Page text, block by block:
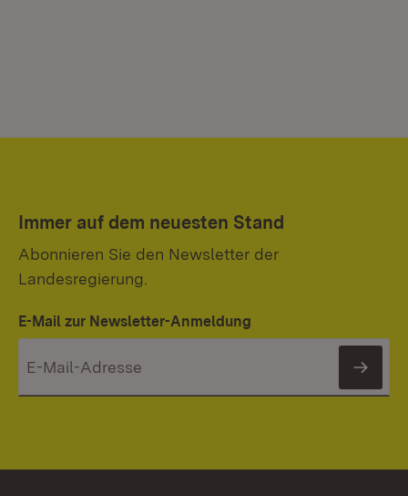
Immer auf dem neuesten Stand
Abonnieren Sie den Newsletter der
Landesregierung.
E-Mail zur Newsletter-Anmeldung